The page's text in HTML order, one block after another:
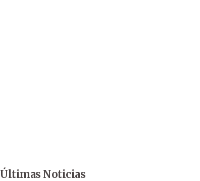
Últimas Noticias